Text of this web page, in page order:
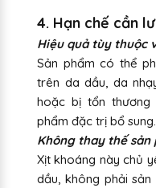
4. Hạn chế cần
Hiệu quả tùy thuộc
Sản phẩm có thể
trên da dầu, da
hoặc bị tổn thương
phẩm đặc trị bổ sung.
Không thay thế
Xịt khoáng này chủ
dầu, không phải